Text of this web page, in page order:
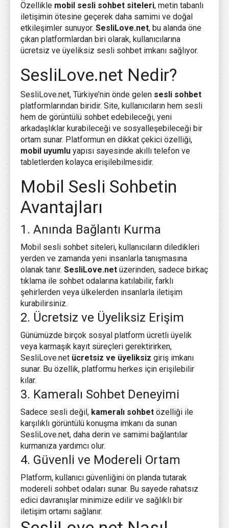
Özellikle mobil sesli sohbet siteleri, metin tabanlı
iletişimin ötesine geçerek daha samimi ve doğal
etkileşimler sunuyor. SesliLove.net, bu alanda öne
çıkan platformlardan biri olarak, kullanıcılarına
ücretsiz ve üyeliksiz sesli sohbet imkanı sağlıyor.
SesliLove.net Nedir?
SesliLove.net, Türkiye’nin önde gelen sesli sohbet
platformlarından biridir. Site, kullanıcıların hem sesli
hem de görüntülü sohbet edebileceği, yeni
arkadaşlıklar kurabileceği ve sosyalleşebileceği bir
ortam sunar. Platformun en dikkat çekici özelliği,
mobil uyumlu yapısı sayesinde akıllı telefon ve
tabletlerden kolayca erişilebilmesidir.
Mobil Sesli Sohbetin
Avantajları
1. Anında Bağlantı Kurma
Mobil sesli sohbet siteleri, kullanıcıların diledikleri
yerden ve zamanda yeni insanlarla tanışmasına
olanak tanır. SesliLove.net üzerinden, sadece birkaç
tıklama ile sohbet odalarına katılabilir, farklı
şehirlerden veya ülkelerden insanlarla iletişim
kurabilirsiniz.
2. Ücretsiz ve Üyeliksiz Erişim
Günümüzde birçok sosyal platform ücretli üyelik
veya karmaşık kayıt süreçleri gerektirirken,
SesliLove.net ücretsiz ve üyeliksiz giriş imkanı
sunar. Bu özellik, platformu herkes için erişilebilir
kılar.
3. Kameralı Sohbet Deneyimi
Sadece sesli değil, kameralı sohbet özelliği ile
karşılıklı görüntülü konuşma imkanı da sunan
SesliLove.net, daha derin ve samimi bağlantılar
kurmanıza yardımcı olur.
4. Güvenli ve Modereli Ortam
Platform, kullanıcı güvenliğini ön planda tutarak
modereli sohbet odaları sunar. Bu sayede rahatsız
edici davranışlar minimize edilir ve sağlıklı bir
iletişim ortamı sağlanır.